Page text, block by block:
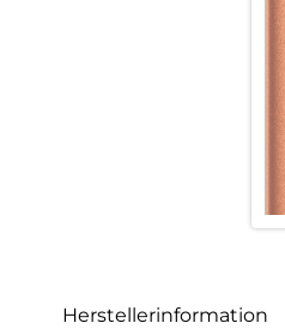
Herstellerinformation